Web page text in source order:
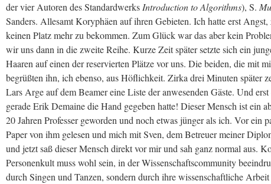
der vier Autoren des Standardwerks Introduction to Algorithms), S.
Sanders. Allesamt Koryphäen auf ihren Gebieten. Ich hatte erst
keinen Platz mehr zu bekommen. Zum Glück war das aber kein
wir uns dann in die zweite Reihe. Kurze Zeit später setzte sich ein
Haaren auf einen der reservierten Plätze vor uns. Die beiden, die mit
begrüßten ihn, ich ebenso, aus Höflichkeit. Zirka drei Minuten später
Lars Arge auf dem Beamer eine Liste der anwesenden Gäste. Und
gerade Erik Demaine die Hand gegeben hatte! Dieser Mensch ist ein
20 Jahren Professer geworden und noch etwas jünger als ich. Vor ein
Paper von ihm gelesen und mich mit Sven, dem Betreuer meiner
und jetzt saß dieser Mensch direkt vor mir und sah ganz normal aus.
Personenkult muss wohl sein, in der Wissenschaftscommunity
durch Singen und Tanzen, sondern durch ihre wissenschaftliche